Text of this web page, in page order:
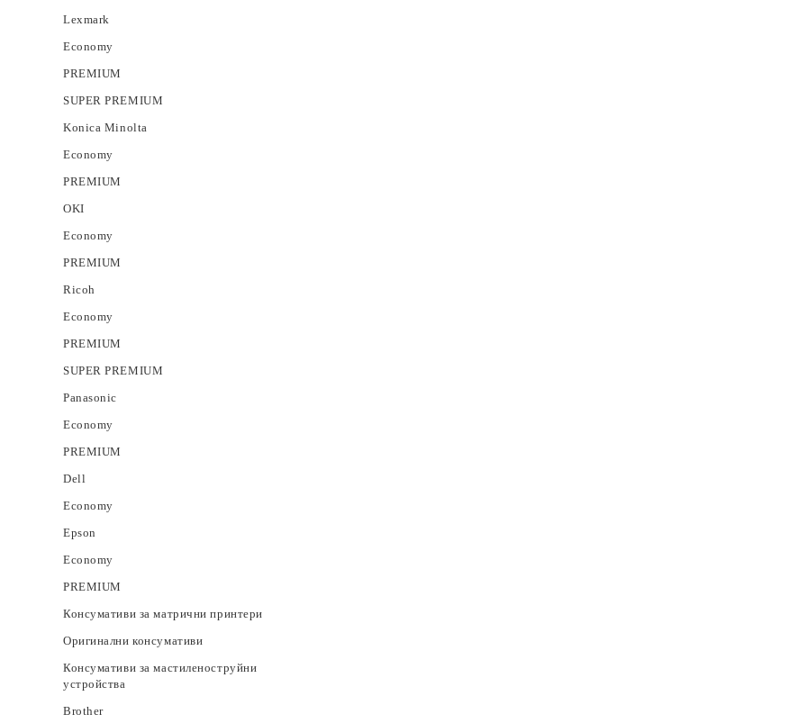
Lexmark
Economy
PREMIUM
SUPER PREMIUM
Konica Minolta
Economy
PREMIUM
OKI
Economy
PREMIUM
Ricoh
Economy
PREMIUM
SUPER PREMIUM
Panasonic
Economy
PREMIUM
Dell
Economy
Epson
Economy
PREMIUM
Консумативи за матрични принтери
Оригинални консумативи
Консумативи за мастиленоструйни
устройства
Brother